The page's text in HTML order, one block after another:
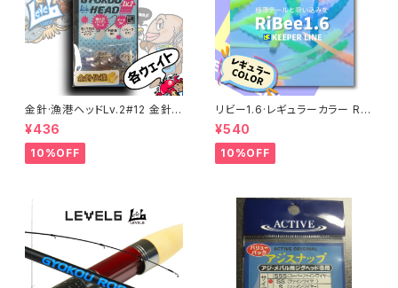
金針·漁港ヘッドLv.2#12 金針
仕様 各サイズ
¥436
10%OFF
リビー1.6·レギュラーカラー RiB
ee 【キーパーライン】
¥540
10%OFF